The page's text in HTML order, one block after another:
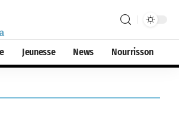
Jeunesse News Nourrisson